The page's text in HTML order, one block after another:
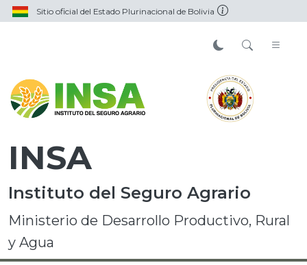
Sitio oficial del Estado Plurinacional de Bolivia
INSA
Instituto del Seguro Agrario
Ministerio de Desarrollo Productivo, Rural
y Agua